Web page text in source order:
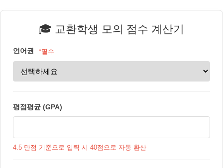
Skip to Main Content
🎓 교환학생 모의 점수 계산기
언어권 *필수
평점평균 (GPA)
4.5 만점 기준으로 입력 시 40점으로 자동 환산